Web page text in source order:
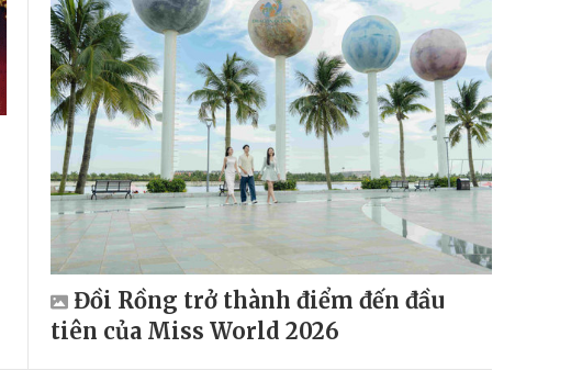
Đồi Rồng trở thành điểm đến đầu
tiên của Miss World 2026